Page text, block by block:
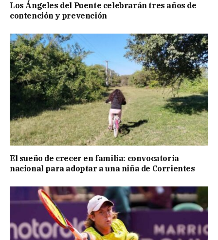
Los Ángeles del Puente celebrarán tres años de
contención y prevención
El sueño de crecer en familia: convocatoria
nacional para adoptar a una niña de Corrientes